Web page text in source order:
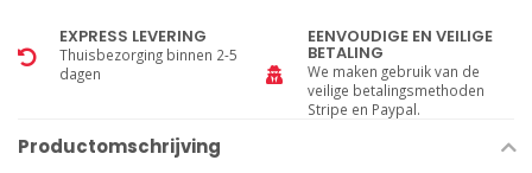
EXPRESS LEVERING
Thuisbezorging binnen 2-5
dagen
EENVOUDIGE EN VEILIGE
BETALING
We maken gebruik van de
veilige betalingsmethoden
Stripe en Paypal.
Productomschrijving